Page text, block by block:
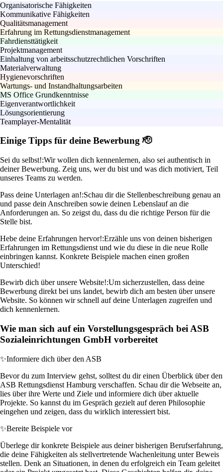
Organisatorische Fähigkeiten
Kommunikative Fähigkeiten
Qualitätsmanagement
Erfahrung im Rettungsdienstmanagement
Fahrdiensttätigkeit
Projektmanagement
Einhaltung von arbeitsschutzrechtlichen Vorschriften
Materialverwaltung
Hygienevorschriften
Wartungs- und Instandhaltungsarbeiten
MS Office Grundkenntnisse
Eigenverantwortlichkeit
Lösungsorientierung
Teamplayer-Mentalität
Einige Tipps für deine Bewerbung 🫡
Sei du selbst!:Wir wollen dich kennenlernen, also sei authentisch in
deiner Bewerbung. Zeig uns, wer du bist und was dich motiviert, Teil
unseres Teams zu werden.
Pass deine Unterlagen an!:Schau dir die Stellenbeschreibung genau an
und passe dein Anschreiben sowie deinen Lebenslauf an die
Anforderungen an. So zeigst du, dass du die richtige Person für die
Stelle bist.
Hebe deine Erfahrungen hervor!:Erzähle uns von deinen bisherigen
Erfahrungen im Rettungsdienst und wie du diese in die neue Rolle
einbringen kannst. Konkrete Beispiele machen einen großen
Unterschied!
Bewirb dich über unsere Website!:Um sicherzustellen, dass deine
Bewerbung direkt bei uns landet, bewirb dich am besten über unsere
Website. So können wir schnell auf deine Unterlagen zugreifen und
dich kennenlernen.
Wie man sich auf ein Vorstellungsgespräch bei ASB
Sozialeinrichtungen GmbH vorbereitet
✨Informiere dich über den ASB
Bevor du zum Interview gehst, solltest du dir einen Überblick über den
ASB Rettungsdienst Hamburg verschaffen. Schau dir die Webseite an,
lies über ihre Werte und Ziele und informiere dich über aktuelle
Projekte. So kannst du im Gespräch gezielt auf deren Philosophie
eingehen und zeigen, dass du wirklich interessiert bist.
✨Bereite Beispiele vor
Überlege dir konkrete Beispiele aus deiner bisherigen Berufserfahrung,
die deine Fähigkeiten als stellvertretende Wachenleitung unter Beweis
stellen. Denk an Situationen, in denen du erfolgreich ein Team geleitet